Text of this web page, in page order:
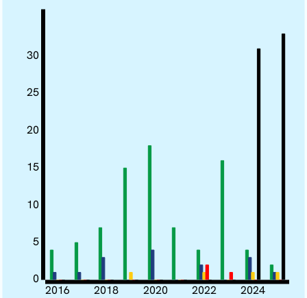
2016 2018 2020 2022 2024
0
5
10
15
20
25
30